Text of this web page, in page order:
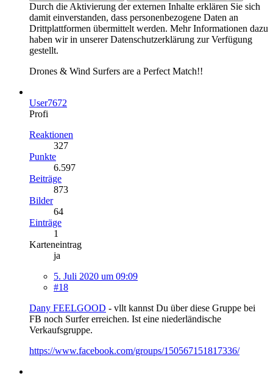
Durch die Aktivierung der externen Inhalte erklären Sie sich
damit einverstanden, dass personenbezogene Daten an
Drittplattformen übermittelt werden. Mehr Informationen dazu
haben wir in unserer Datenschutzerklärung zur Verfügung
gestellt.
Drones & Wind Surfers are a Perfect Match!!
User7672
Profi
Reaktionen
327
Punkte
6.597
Beiträge
873
Bilder
64
Einträge
1
Karteneintrag
ja
5. Juli 2020 um 09:09
#18
Dany FEELGOOD - vllt kannst Du über diese Gruppe bei
FB noch Surfer erreichen. Ist eine niederländische
Verkaufsgruppe.
https://www.facebook.com/groups/150567151817336/